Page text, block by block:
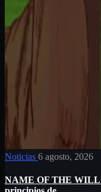
Noticias 6 agosto, 2026
NAME OF THE WILL